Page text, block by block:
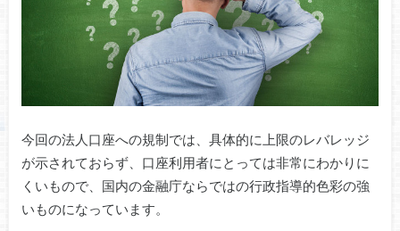
今回の法人口座への規制では、具体的に上限のレバレッジ
が示されておらず、口座利用者にとっては非常にわかりに
くいもので、国内の金融庁ならではの行政指導的色彩の強
いものになっています。